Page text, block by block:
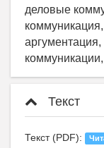
деловые
Текст
Текст (PDF):